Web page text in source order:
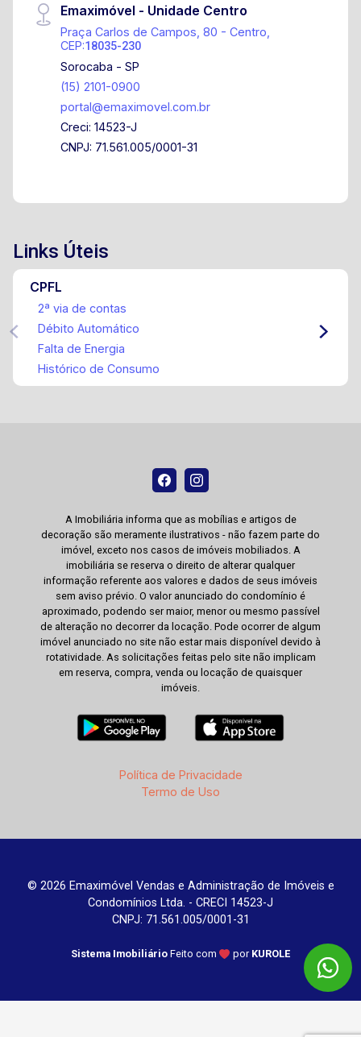
Emaximóvel - Unidade Centro
Praça Carlos de Campos, 80 - Centro,
CEP:18035-230
Sorocaba - SP
(15) 2101-0900
portal@emaximovel.com.br
Creci: 14523-J
CNPJ: 71.561.005/0001-31
Links Úteis
CPFL
2ª via de contas
Débito Automático
Falta de Energia
Histórico de Consumo
A Imobiliária informa que as mobílias e artigos de
decoração são meramente ilustrativos - não fazem parte do
imóvel, exceto nos casos de imóveis mobiliados. A
imobiliária se reserva o direito de alterar qualquer
informação referente aos valores e dados de seus imóveis
sem aviso prévio. O valor anunciado do condomínio é
aproximado, podendo ser maior, menor ou mesmo passível
de alteração no decorrer da locação. Pode ocorrer de algum
imóvel anunciado no site não estar mais disponível devido à
rotatividade. As solicitações feitas pelo site não implicam
em reserva, compra, venda ou locação de quaisquer
imóveis.
Política de Privacidade
Termo de Uso
© 2026 Emaximóvel Vendas e Administração de Imóveis e
Condomínios Ltda. - CRECI 14523-J
CNPJ: 71.561.005/0001-31
Sistema Imobiliário Feito com por KUROLE